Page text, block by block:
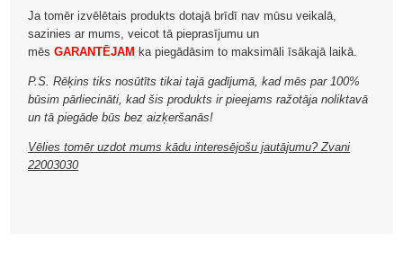
Ja tomēr izvēlētais produkts dotajā brīdī nav mūsu veikalā,
sazinies ar mums, veicot tā pieprasījumu un
mēsGARANTĒJAM ka piegādāsim to maksimāli īsākajā laikā.
P.S. Rēķins tiks nosūtīts tikai tajā gadījumā, kad mēs par 100%
būsim pārliecināti, kad šis produkts ir pieejams ražotāja noliktavā
un tā piegāde būs bez aizķeršanās!
Vēlies tomēr uzdot mums kādu interesējošu jautājumu? Zvani
22003030